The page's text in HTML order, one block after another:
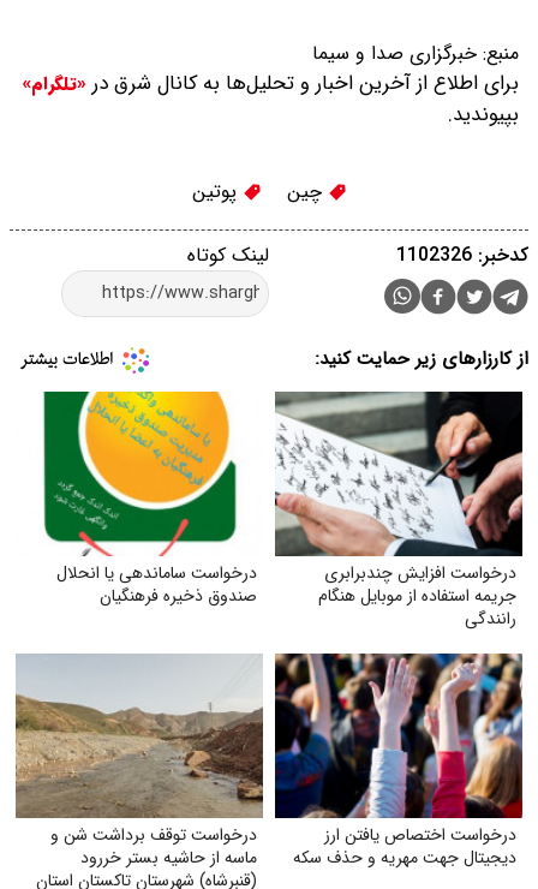
منبع: خبرگزاری صدا و سیما
برای اطلاع از آخرین اخبار و تحلیل‌ها به کانال شرق در «تلگرام»
بپیوندید.
چین پوتین
لینک کوتاه کدخبر: 1102326
از کارزارهای زیر حمایت کنید:
درخواست افزایش چندبرابری
جریمه استفاده از موبایل هنگام
رانندگی
درخواست ساماندهی یا انحلال
صندوق ذخیره فرهنگیان
درخواست اختصاص یافتن ارز
دیجیتال جهت مهریه و حذف سکه
درخواست توقف برداشت شن و
ماسه از حاشیه بستر خر‌رود
(قنبرشاه) شهرستان تاکستان استان